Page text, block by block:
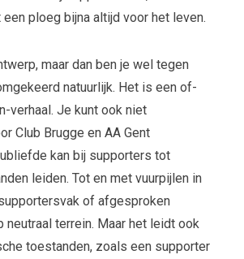
ploeg bijna altijd voor het leven.
maar dan ben je wel tegen
natuurlijk. Het is een of-
verhaal. Je kunt ook niet
Club Brugge en AA Gent
kan bij supporters tot
leiden. Tot en met vuurpijlen in
of afgesproken
neutraal terrein. Maar het leidt ook
toestanden, zoals een supporter